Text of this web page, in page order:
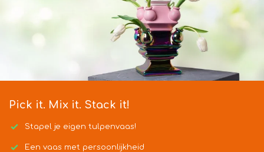
Pick it. Mix it. Stack it!
Stapel je eigen tulpenvaas!
Een vaas met persoonlijkheid